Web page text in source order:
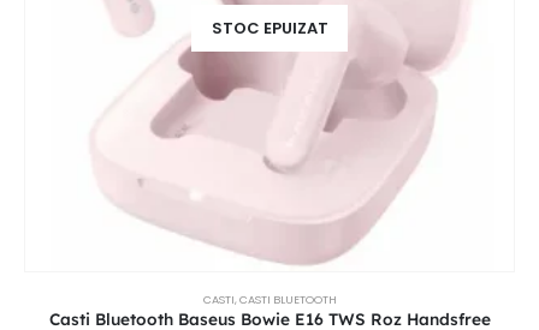
STOC EPUIZAT
CASTI,CASTI BLUETOOTH
Casti Bluetooth Baseus Bowie E16 TWS Roz Handsfree